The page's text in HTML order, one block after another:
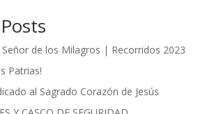
de los Milagros | Recorridos 2023
Patrias!
al Sagrado Corazón de Jesús